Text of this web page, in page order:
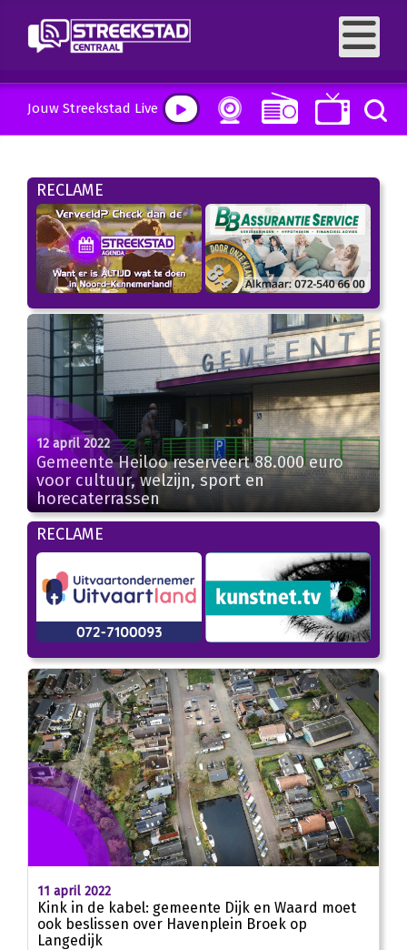
Jouw Streekstad Live
RECLAME
12 april 2022
Gemeente Heiloo reserveert 88.000 euro
voor cultuur, welzijn, sport en
horecaterrassen
RECLAME
11 april 2022
Kink in de kabel: gemeente Dijk en Waard moet
ook beslissen over Havenplein Broek op
Langedijk